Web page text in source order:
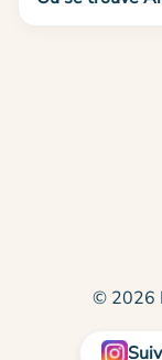
© 2026